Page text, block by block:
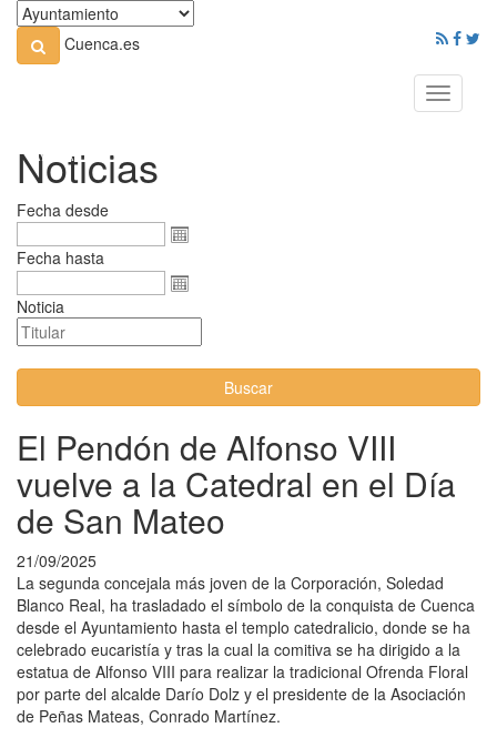
Cuenca.es
Toggle
Noticias
Fecha desde
Fecha hasta
Noticia
Buscar
El Pendón de Alfonso VIII
vuelve a la Catedral en el Día
de San Mateo
21/09/2025
La segunda concejala más joven de la Corporación, Soledad
Blanco Real, ha trasladado el símbolo de la conquista de Cuenca
desde el Ayuntamiento hasta el templo catedralicio, donde se ha
celebrado eucaristía y tras la cual la comitiva se ha dirigido a la
estatua de Alfonso VIII para realizar la tradicional Ofrenda Floral
por parte del alcalde Darío Dolz y el presidente de la Asociación
de Peñas Mateas, Conrado Martínez.